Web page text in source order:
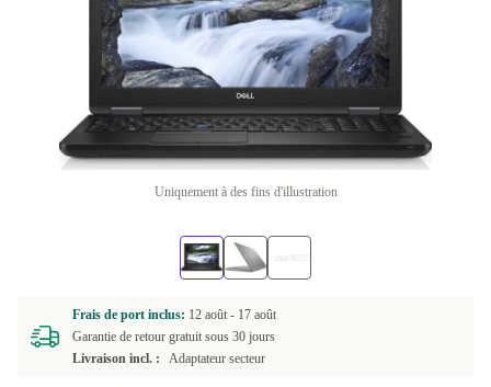
Uniquement à des fins d'illustration
Frais de port inclus: 12 août - 17 août
Garantie de retour gratuit sous 30 jours
Livraison incl. :
Adaptateur secteur